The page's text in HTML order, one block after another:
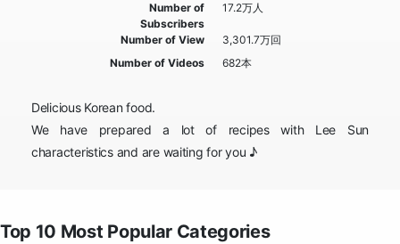
Number of
Subscribers
17.2万人
Number of View
3,301.7万回
Number of Videos
682本
Delicious Korean food.
We have prepared a lot of recipes with Lee Sun
characteristics and are waiting for you ♪
Top 10 Most Popular Categories